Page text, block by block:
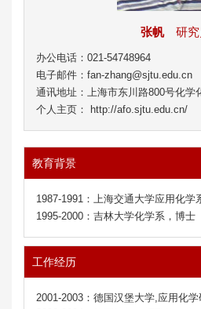
张帆 研
办公电话：021-54748964
电子邮件：fan-zhang@sjtu.edu.cn
通讯地址：上海市东川路800号化学
个人主页： http://afo.sjtu.edu.cn/
教育背景
1987-1991：上海交通大学应用化学
1995-2000：吉林大学化学系，博士
工作经历
2001-2003：德国汉堡大学,应用化